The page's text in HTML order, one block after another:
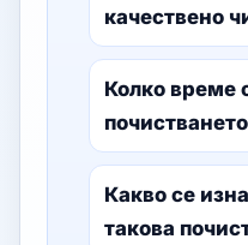
качествено
Колко време
Какво се
такова